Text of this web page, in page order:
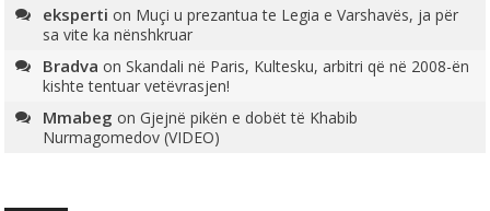
eksperti on Muçi u prezantua te Legia e Varshavës, ja për
sa vite ka nënshkruar
Bradva onSkandali në Paris, Kultesku, arbitri që në 2008-ën
kishte tentuar vetëvrasjen!
Mmabeg onGjejnë pikën e dobët të Khabib
Nurmagomedov (VIDEO)